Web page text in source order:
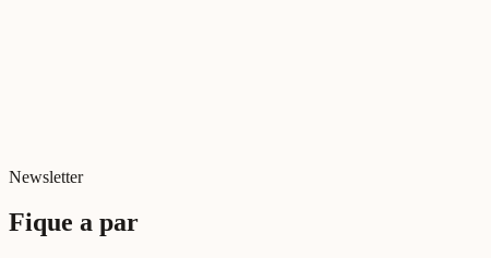
Newsletter
Fique a par